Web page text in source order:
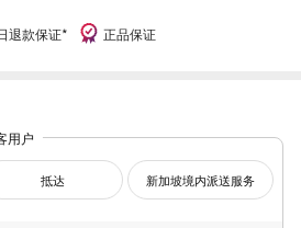
退款保证* 正品保证
用户
抵达 新加坡境内派送服务